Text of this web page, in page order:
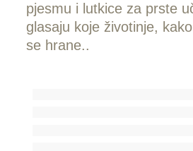
pjesmu i lutkice za prste
glasaju koje životinje,
se hrane..